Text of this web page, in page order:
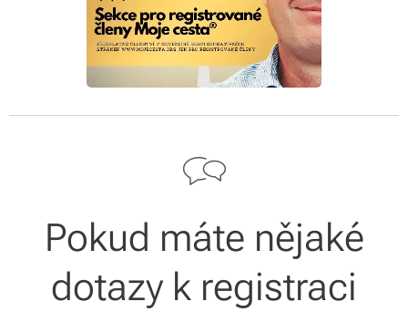
Pokud máte nějaké
dotazy k registraci